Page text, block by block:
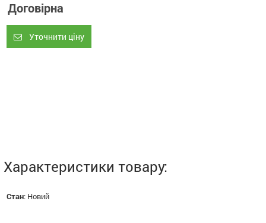
Договірна
Уточнити ціну
Характеристики товару:
Стан: Новий